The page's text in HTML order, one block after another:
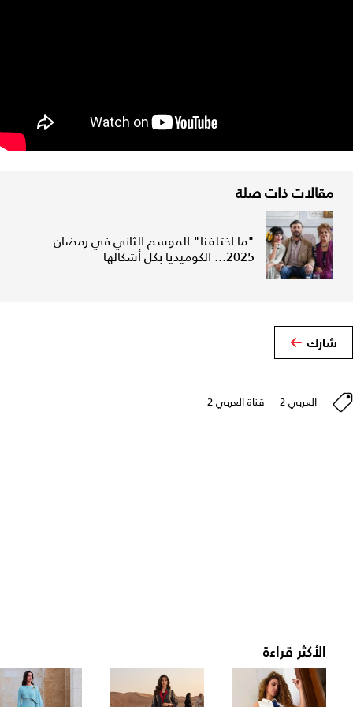
مقالات ذات صلة
"ما اختلفنا" الموسم الثاني في رمضان
2025... الكوميديا بكل أشكالها
شارك
العربي 2 قناة العربي 2
الأكثر قراءة